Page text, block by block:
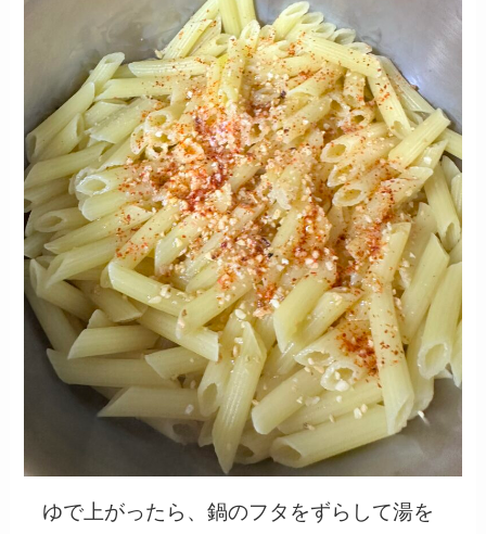
ゆで上がったら、鍋のフタをずらして湯を